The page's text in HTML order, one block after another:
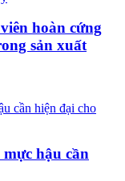
hoàn cứng
sản xuất
hậu cần